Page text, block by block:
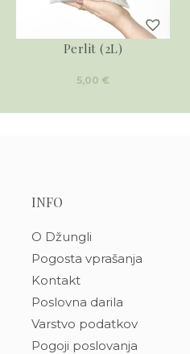
Perlit (2L)
5,00 €
INFO
O Džungli
Pogosta vprašanja
Kontakt
Poslovna darila
Varstvo podatkov
Pogoji poslovanja